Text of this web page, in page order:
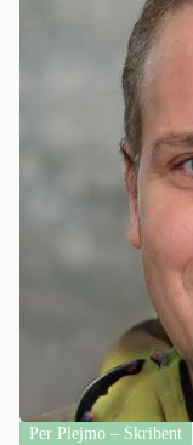
Per Plejmo – Skribent